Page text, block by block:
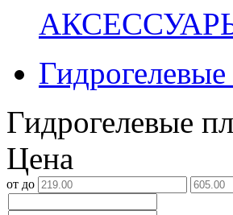
Гидрогелевые
Цена
от до